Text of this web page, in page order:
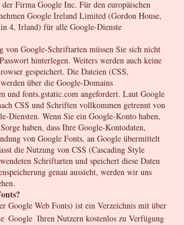
Firma Google Inc. Für den europäischen
Google Ireland Limited (Gordon House,
4, Irland) für alle Google-Dienste
von Google-Schriftarten müssen Sie sich nicht
hinterlegen. Weiters werden auch keine
gespeichert. Die Dateien (CSS,
über die Google-Domains
und fonts.gstatic.com angefordert. Laut Google
CSS und Schriften vollkommen getrennt von
Diensten. Wenn Sie ein Google-Konto haben,
haben, dass Ihre Google-Kontodaten,
von Google Fonts, an Google übermittelt
die Nutzung von CSS (Cascading Style
Schriftarten und speichert diese Daten
genau aussieht, werden wir uns
Google Web Fonts) ist ein Verzeichnis mit über
Google Ihren Nutzern kostenlos zu Verfügung